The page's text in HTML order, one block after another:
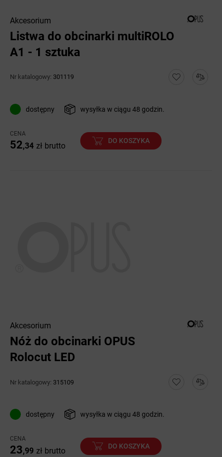
Akcesorium
Listwa do obcinarki multiROLO
A1 - 1 sztuka
Nr katalogowy: 301119
dostępny wysyłka w ciągu 48 godzin.
CENA
52,34 zł brutto
DO KOSZYKA
Akcesorium
Nóż do obcinarki OPUS
Rolocut LED
Nr katalogowy: 315109
dostępny wysyłka w ciągu 48 godzin.
CENA
23,99 zł brutto
DO KOSZYKA